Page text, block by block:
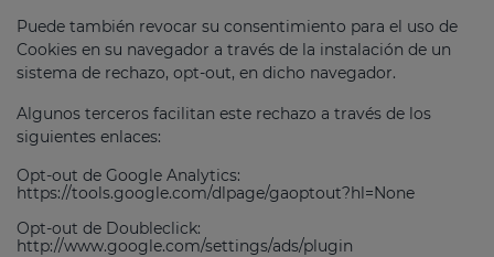
Puede también revocar su consentimiento para el uso de
Cookies en su navegador a través de la instalación de un
sistema de rechazo, opt-out, en dicho navegador.
Algunos terceros facilitan este rechazo a través de los
siguientes enlaces:
Opt-out de Google Analytics:
https://tools.google.com/dlpage/gaoptout?hl=None
Opt-out de Doubleclick:
http://www.google.com/settings/ads/plugin